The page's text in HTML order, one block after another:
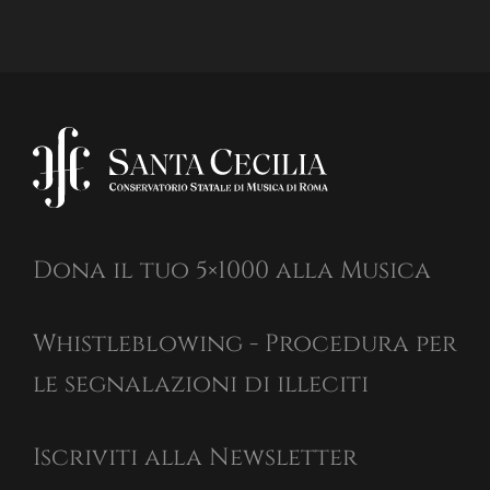
Dona il tuo 5×1000 alla Musica
Whistleblowing - Procedura per
le segnalazioni di illeciti
Iscriviti alla Newsletter